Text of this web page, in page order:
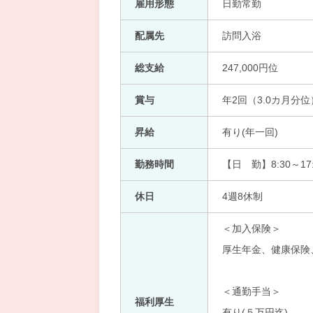
雇用形態 日勤常勤
配属先 訪問入浴
総支給 247,000円位
賞与 年2回（3.0カ月分位
昇給 有り(年一回)
勤務時間 【日 勤】8:30～
休日 4週8休制
福利厚生
＜加入保険＞
厚生年金、健康保険
＜通勤手当＞